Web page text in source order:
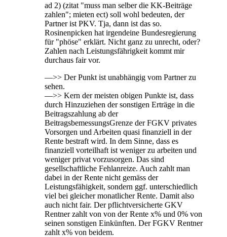
ad 2) (zitat "muss man selber die KK-Beiträge
zahlen"; mieten ect) soll wohl bedeuten, der
Partner ist PKV. Tja, dann ist das so.
Rosinenpicken hat irgendeine Bundesregierung
für "phöse" erklärt. Nicht ganz zu unrecht, oder?
Zahlen nach Leistungsfährigkeit kommt mir
durchaus fair vor.
—>> Der Punkt ist unabhängig vom Partner zu
sehen.
—>> Kern der meisten obigen Punkte ist, dass
durch Hinzuziehen der sonstigen Erträge in die
Beitragszahlung ab der
BeitragsbemessungsGrenze der FGKV privates
Vorsorgen und Arbeiten quasi finanziell in der
Rente bestraft wird. In dem Sinne, dass es
finanziell vorteilhaft ist weniger zu arbeiten und
weniger privat vorzusorgen. Das sind
gesellschaftliche Fehlanreize. Auch zahlt man
dabei in der Rente nicht gemäss der
Leistungsfähigkeit, sondern ggf. unterschiedlich
viel bei gleicher monatlicher Rente. Damit also
auch nicht fair. Der pflichtversicherte GKV
Rentner zahlt von von der Rente x% und 0% von
seinen sonstigen Einkünften. Der FGKV Rentner
zahlt x% von beidem.